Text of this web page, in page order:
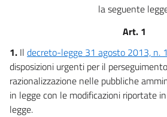
la seguente
Art. 1
1. Il decreto-legge 31 agosto 2013, n.
disposizioni urgenti per il
razionalizzazione nelle pubbliche
in legge con le modificazioni riportate
legge.